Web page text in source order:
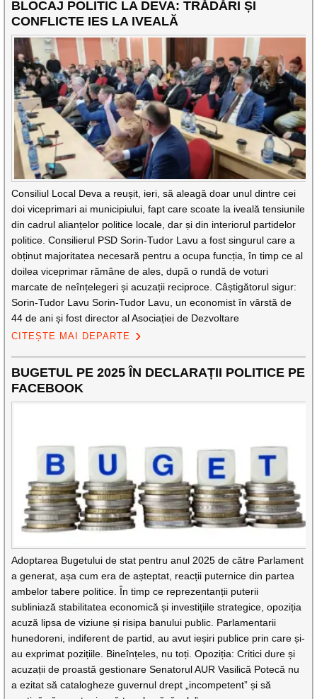
BLOCAJ POLITIC LA DEVA: TRĂDĂRI ȘI
CONFLICTE IES LA IVEALĂ
Consiliul Local Deva a reușit, ieri, să aleagă doar unul dintre cei
doi viceprimari ai municipiului, fapt care scoate la iveală tensiunile
din cadrul alianțelor politice locale, dar și din interiorul partidelor
politice. Consilierul PSD Sorin-Tudor Lavu a fost singurul care a
obținut majoritatea necesară pentru a ocupa funcția, în timp ce al
doilea viceprimar rămâne de ales, după o rundă de voturi
marcate de neînțelegeri și acuzații reciproce. Câștigătorul sigur:
Sorin-Tudor Lavu Sorin-Tudor Lavu, un economist în vârstă de
44 de ani și fost director al Asociației de Dezvoltare
CITEȘTE MAI DEPARTE
BUGETUL PE 2025 ÎN DECLARAȚII POLITICE PE
FACEBOOK
Adoptarea Bugetului de stat pentru anul 2025 de către Parlament
a generat, așa cum era de așteptat, reacții puternice din partea
ambelor tabere politice. În timp ce reprezentanții puterii
subliniază stabilitatea economică și investițiile strategice, opoziția
acuză lipsa de viziune și risipa banului public. Parlamentarii
hunedoreni, indiferent de partid, au avut ieșiri publice prin care și-
au exprimat pozițiile. Bineînțeles, nu toți. Opoziția: Critici dure și
acuzații de proastă gestionare Senatorul AUR Vasilică Potecă nu
a ezitat să catalogheze guvernul drept „incompetent” și să